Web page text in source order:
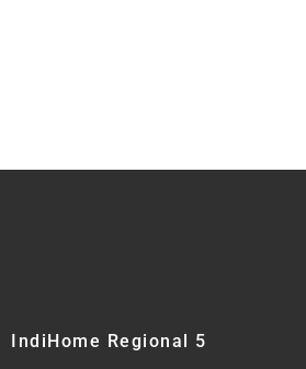
IndiHome Regional 5